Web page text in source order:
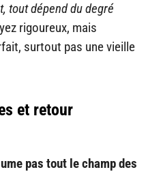
tout dépend du degré
rigoureux, mais
surtout pas une vieille
et retour
pas tout le champ des